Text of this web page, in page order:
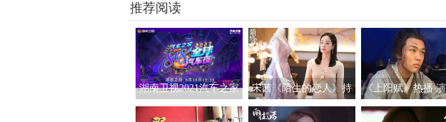
推荐阅读
湖南卫视2021汽车之家
818全球汽车夜今晚直播
宋茜《陌生的恋人》持
续精彩 迷雾散开真相渐
《上阳赋》热播
子涵演技精湛获